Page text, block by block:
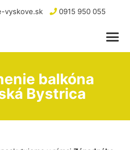
vyskove.sk 0915 950 055
balkóna
Bystrica